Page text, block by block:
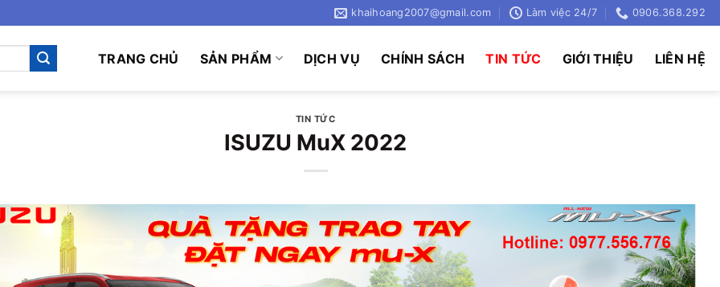
khaihoang2007@gmail.com Làm việc 24/7 0906.368.292
TRANG CHỦ SẢN PHẨM DỊCH VỤ CHÍNH SÁCH TIN TỨC GIỚI THIỆU LIÊN HỆ
TIN TỨC
ISUZU MuX 2022